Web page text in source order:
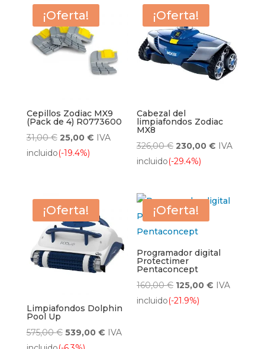
¡Oferta!
Cepillos Zodiac MX9
(Pack de 4) R0773600
31,00€ El
precio
31,00 €.
25,00 €El
25,00 €.
IVA
incluido(-19.4%)
¡Oferta!
Cabezal del
limpiafondos Zodiac
MX8
326,00€ El
precio
326,00 €.
230,00€ El
230,00 €.
IVA
incluido(-29.4%)
¡Oferta!
Limpiafondos Dolphin
Pool Up
575,00€ El
539,00 €ElIVA
¡Oferta!
Programador digital
Protectimer
Pentaconcept
160,00€ El
precio
125,00€ El
IVA
incluido(-21.9%)